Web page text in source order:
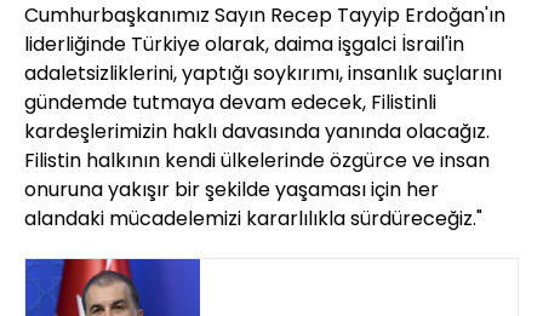
Cumhurbaşkanımız Sayın Recep Tayyip Erdoğan'ın
liderliğinde Türkiye olarak, daima işgalci İsrail'in
adaletsizliklerini, yaptığı soykırımı, insanlık suçlarını
gündemde tutmaya devam edecek, Filistinli
kardeşlerimizin haklı davasında yanında olacağız.
Filistin halkının kendi ülkelerinde özgürce ve insan
onuruna yakışır bir şekilde yaşaması için her
alandaki mücadelemizi kararlılıkla sürdüreceğiz."